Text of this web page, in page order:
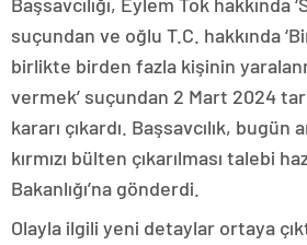
suçundan ve oğlu T.C. hakkında
birlikte birden fazla kişinin
vermek’ suçundan 2 Mart 2024
kararı çıkardı. Başsavcılık, bugün
kırmızı bülten çıkarılması talebi
Bakanlığı’na gönderdi.
Olayla ilgili yeni detaylar ortaya